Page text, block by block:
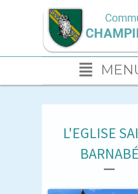
L'EGLISE
BARNABÉ